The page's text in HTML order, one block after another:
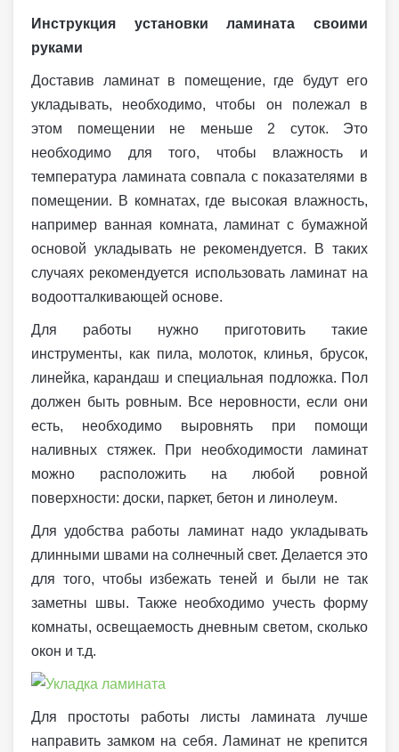
Инструкция установки ламината своими
руками
Доставив ламинат в помещение, где будут его
укладывать, необходимо, чтобы он полежал в
этом помещении не меньше 2 суток. Это
необходимо для того, чтобы влажность и
температура ламината совпала с показателями в
помещении. В комнатах, где высокая влажность,
например ванная комната, ламинат с бумажной
основой укладывать не рекомендуется. В таких
случаях рекомендуется использовать ламинат на
водоотталкивающей основе.
Для работы нужно приготовить такие
инструменты, как пила, молоток, клинья, брусок,
линейка, карандаш и специальная подложка. Пол
должен быть ровным. Все неровности, если они
есть, необходимо выровнять при помощи
наливных стяжек. При необходимости ламинат
можно расположить на любой ровной
поверхности: доски, паркет, бетон и линолеум.
Для удобства работы ламинат надо укладывать
длинными швами на солнечный свет. Делается это
для того, чтобы избежать теней и были не так
заметны швы. Также необходимо учесть форму
комнаты, освещаемость дневным светом, сколько
окон и т.д.
Для простоты работы листы ламината лучше
направить замком на себя. Ламинат не крепится